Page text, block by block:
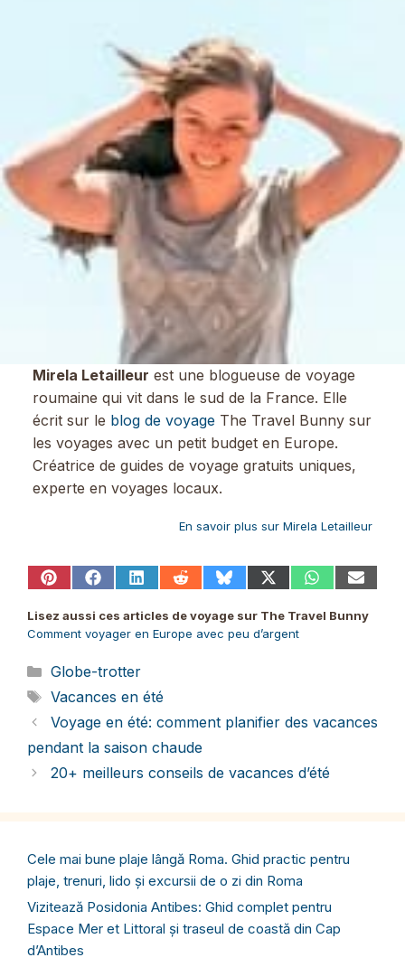
Mirela Letailleur est une blogueuse de voyage
roumaine qui vit dans le sud de la France. Elle
écrit sur le blog de voyageThe Travel Bunny sur
les voyages avec un petit budget en Europe.
Créatrice de guides de voyage gratuits uniques,
experte en voyages locaux.
En savoir plus sur Mirela Letailleur
Share
Pinterest
Share
Facebook
Share
LinkedIn
Share
Reddit
Share
Bluesky
Share
X
(Twitter)
Share
WhatsApp
Share
Email
Lisez aussi ces articles de voyage sur The Travel Bunny
Comment voyager en Europe avec peu d’argent
Catégories
Globe-trotter
Étiquettes
Vacances en été
Voyage en été: comment planifier des vacances
pendant la saison chaude
20+ meilleurs conseils de vacances d’été
Cele mai bune plaje lângă Roma. Ghid practic pentru
plaje, trenuri, lido și excursii de o zi din Roma
Vizitează Posidonia Antibes: Ghid complet pentru
Espace Mer et Littoral și traseul de coastă din Cap
d’Antibes